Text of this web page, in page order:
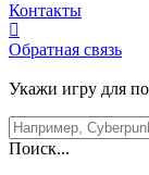
Контакты
Обратная связь
Укажи игру для
Поиск...